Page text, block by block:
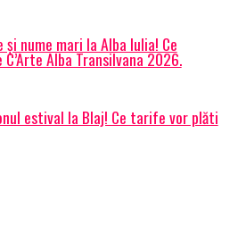
nume mari la Alba Iulia! Ce
Alba Transilvana 2026.
estival la Blaj! Ce tarife vor plăti